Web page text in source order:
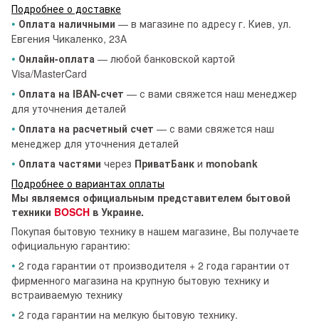
Подробнее о доставке
• Оплата наличными — в магазине по адресу г. Киев, ул.
Евгения Чикаленко, 23А
• Онлайн-оплата — любой банковской картой
Visa/MasterCard
• Оплата на IBAN-счет — с вами свяжется наш менеджер
для уточнения деталей
• Оплата на расчетный счет — с вами свяжется наш
менеджер для уточнения деталей
• Оплата частями через ПриватБанк и monobank
Подробнее о вариантах оплаты
Мы являемся официальным представителем бытовой
техники BOSCH в Украине.
Покупая бытовую технику в нашем магазине, Вы получаете
официальную гарантию:
• 2 года гарантии от производителя + 2 года гарантии от
фирменного магазина на крупную бытовую технику и
встраиваемую технику
• 2 года гарантии на мелкую бытовую технику.